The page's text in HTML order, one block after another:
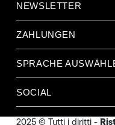
NEWSLETTER
ZAHLUNGEN
SPRACHE
SOCIAL
2025 © Tutti i diritti -